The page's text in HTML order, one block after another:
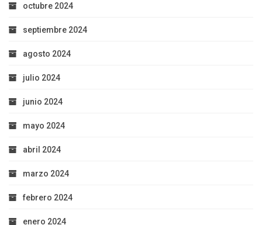
octubre 2024
septiembre 2024
agosto 2024
julio 2024
junio 2024
mayo 2024
abril 2024
marzo 2024
febrero 2024
enero 2024